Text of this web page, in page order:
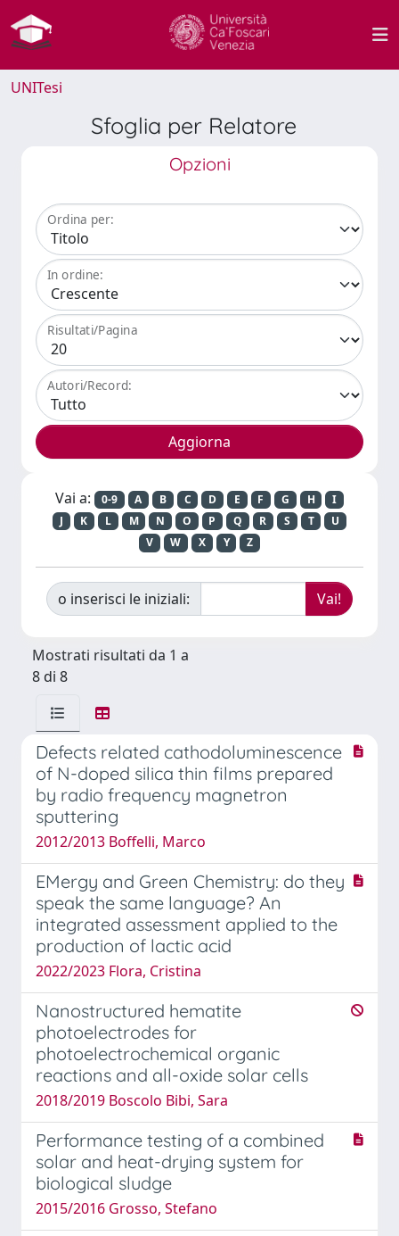
UNITesi
Sfoglia per Relatore
Opzioni
Ordina per:
In ordine:
Risultati/Pagina
Autori/Record:
Vai a: 0-9 A B C D E F G H
I
J
K L M N O P Q R S T
U
V
W X Y Z
o inserisci le iniziali:
Mostrati risultati da 1 a
8 di 8
Defects related cathodoluminescence
of N-doped silica thin films prepared
by radio frequency magnetron
sputtering
2012/2013 Boffelli, Marco
EMergy and Green Chemistry: do they
speak the same language? An
integrated assessment applied to the
production of lactic acid
2022/2023 Flora, Cristina
Nanostructured hematite
photoelectrodes for
photoelectrochemical organic
reactions and all-oxide solar cells
2018/2019 Boscolo Bibi, Sara
Performance testing of a combined
solar and heat-drying system for
biological sludge
2015/2016 Grosso, Stefano